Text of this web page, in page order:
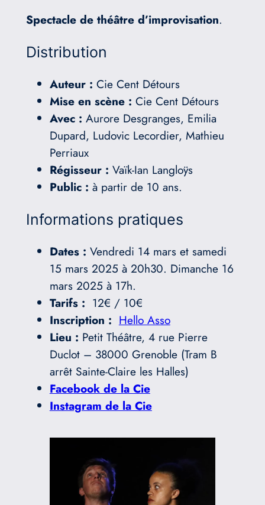
Spectacle de théâtre d’improvisation.
Distribution
Auteur : Cie Cent Détours
Mise en scène : Cie Cent Détours
Avec : Aurore Desgranges, Emilia
Dupard, Ludovic Lecordier, Mathieu
Perriaux
Régisseur : Vaïk-Ian Langloÿs
Public : à partir de 10 ans.
Informations pratiques
Dates : Vendredi 14 mars et samedi
15 mars 2025 à 20h30. Dimanche 16
mars 2025 à 17h.
Tarifs : 12€ / 10€
Inscription : Hello Asso
Lieu : Petit Théâtre, 4 rue Pierre
Duclot – 38000 Grenoble (Tram B
arrêt Sainte-Claire les Halles)
Facebook de la Cie
Instagram de la Cie